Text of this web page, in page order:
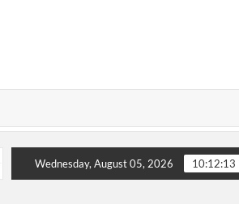
Μαϊου, 2025 Η Παρουσίαση
Wednesday, August 05, 2026 10:12:14